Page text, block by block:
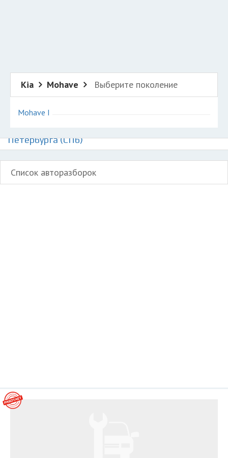
Kia Mohave Выберите поколение
Mohave I
Петербурга (СПб)
Список авторазборок